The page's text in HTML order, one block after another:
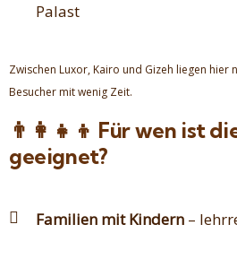
Palast
Zwischen Luxor, Kairo und Gizeh liegen hier
Besucher mit wenig Zeit.
👨‍👩‍👧‍👦 Für wen ist
geeignet?
Familien mit Kindern –